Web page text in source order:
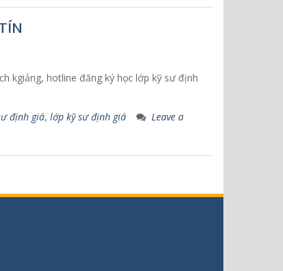
kgiảng, hotline đăng ký học lớp kỹ sư định
định giá, lớp kỹ sư định giá
Leave a